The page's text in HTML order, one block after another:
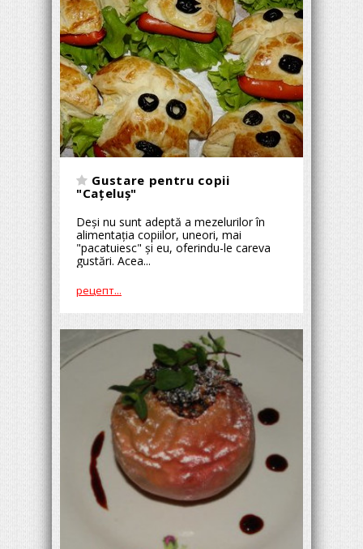
Gustare pentru copii
"Cațeluș"
Deși nu sunt adeptă a mezelurilor în
alimentația copiilor, uneori, mai
"pacatuiesc" și eu, oferindu-le careva
gustări. Acea...
рецепт...